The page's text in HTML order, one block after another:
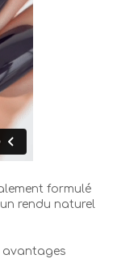
formulé
rendu naturel
avantages